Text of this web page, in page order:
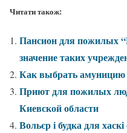
Читати також:
Пансион для пожилых
значение таких
Как выбрать
Приют для пожилых
Киевской области
Вольєр і будка для